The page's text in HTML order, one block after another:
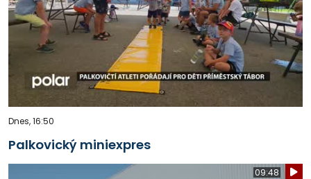
Dnes, 16:50
Palkovický miniexpres
09:48